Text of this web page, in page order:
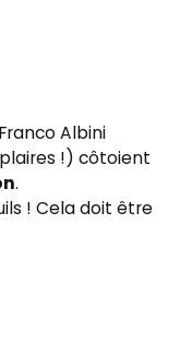
Albini
!) côtoient
.
! Cela doit être